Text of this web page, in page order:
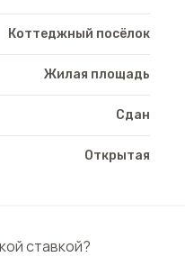
Коттеджный посёлок
Жилая площадь
Сдан
Открытая
ставкой?